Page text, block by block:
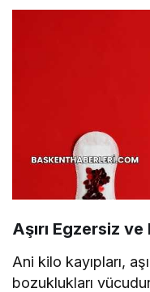
Aşırı Egzersiz
Ani kilo kayıpları,
bozuklukları